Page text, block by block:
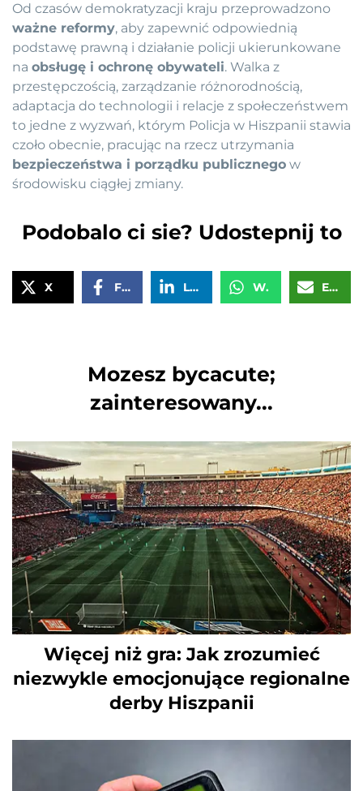
Od czasów demokratyzacji kraju przeprowadzono
ważne reformy, aby zapewnić odpowiednią
podstawę prawną i działanie policji ukierunkowane
na obsługę i ochronę obywateli. Walka z
przestępczością, zarządzanie różnorodnością,
adaptacja do technologii i relacje z społeczeństwem
to jedne z wyzwań, którym Policja w Hiszpanii stawia
czoło obecnie, pracując na rzecz utrzymania
bezpieczeństwa i porządku publicznego w
środowisku ciągłej zmiany.
Podobalo ci sie? Udostepnij to
X Facebook LinkedIn WhatsApp Email
Mozesz bycacute;
zainteresowany...
Więcej niż gra: Jak zrozumieć
niezwykle emocjonujące regionalne
derby Hiszpanii